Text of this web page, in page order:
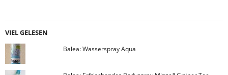
VIEL GELESEN
Balea: Wasserspray Aqua